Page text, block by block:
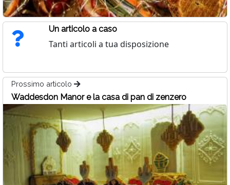
Un articolo a caso
Tanti articoli a tua disposizione
Prossimo articolo
Waddesdon Manor e la casa di pan di zenzero